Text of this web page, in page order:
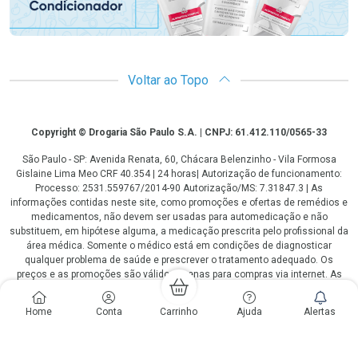
Home Conta Carrinho Ajuda Alertas
Voltar ao Topo
CopyrightCopyright © Drogaria São Paulo S.A. | CNPJ: 61.412.110/0565-33
São Paulo - SP: Avenida Renata, 60, Chácara Belenzinho - Vila Formosa
Gislaine Lima Meo CRF 40.354 | 24 horas| Autorização de funcionamento:
Processo: 2531.559767/2014-90 Autorização/MS: 7.31847.3 | As
informações contidas neste site, como promoções e ofertas de remédios e
medicamentos, não devem ser usadas para automedicação e não
substituem, em hipótese alguma, a medicação prescrita pelo profissional da
área médica. Somente o médico está em condições de diagnosticar
qualquer problema de saúde e prescrever o tratamento adequado. Os
preços e as promoções são válidos apenas para compras via internet. As
fotos contidas em nosso site são meramente ilustrativas. *Preços e
disponibilidade sujeitos a alterações no decorrer do dia. Antibióticos e
antimicrobianos vendas apenas em lojas físicas ou televendas. Portaria nº